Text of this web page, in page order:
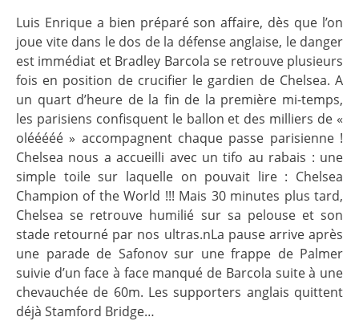
Luis Enrique a bien préparé son affaire, dès que l’on
joue vite dans le dos de la défense anglaise, le danger
est immédiat et Bradley Barcola se retrouve plusieurs
fois en position de crucifier le gardien de Chelsea. A
un quart d’heure de la fin de la première mi-temps,
les parisiens confisquent le ballon et des milliers de «
olééééé » accompagnent chaque passe parisienne !
Chelsea nous a accueilli avec un tifo au rabais : une
simple toile sur laquelle on pouvait lire : Chelsea
Champion of the World !!! Mais 30 minutes plus tard,
Chelsea se retrouve humilié sur sa pelouse et son
stade retourné par nos ultras.nLa pause arrive après
une parade de Safonov sur une frappe de Palmer
suivie d’un face à face manqué de Barcola suite à une
chevauchée de 60m. Les supporters anglais quittent
déjà Stamford Bridge…